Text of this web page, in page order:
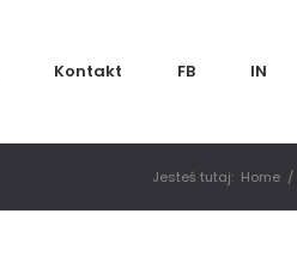
Kontakt FB IN
Jesteś tutaj: Home /